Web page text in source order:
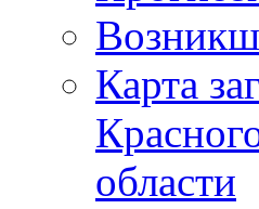
Карта
области